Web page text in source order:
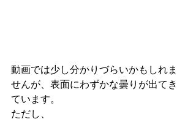
動画では少し分かりづらいかもしれま
せんが、表面にわずかな曇りが出てき
ています。
ただし、